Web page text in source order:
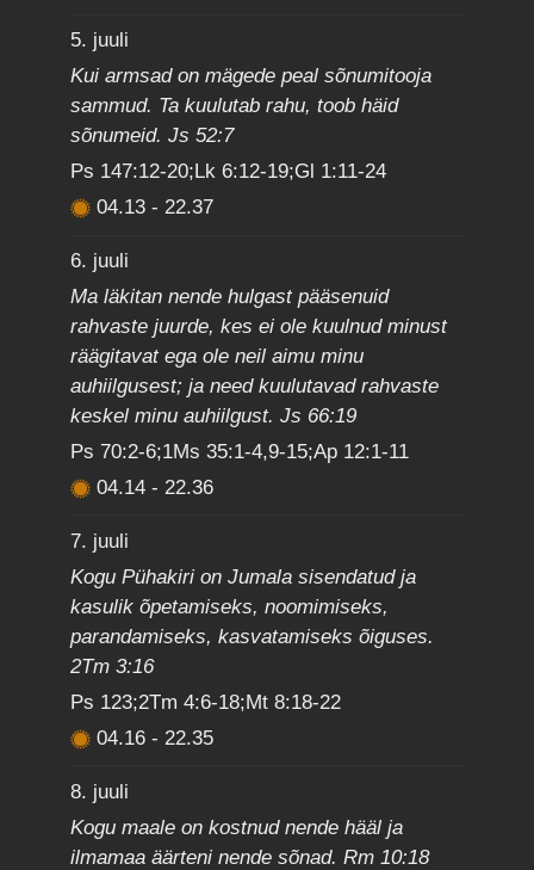
5. juuli
Kui armsad on mägede peal sõnumitooja
sammud. Ta kuulutab rahu, toob häid
sõnumeid. Js 52:7
Ps 147:12-20;Lk 6:12-19;Gl 1:11-24
04.13-22.37
6. juuli
Ma läkitan nende hulgast pääsenuid
rahvaste juurde, kes ei ole kuulnud minust
räägitavat ega ole neil aimu minu
auhiilgusest; ja need kuulutavad rahvaste
keskel minu auhiilgust. Js 66:19
Ps 70:2-6;1Ms 35:1-4,9-15;Ap 12:1-11
04.14-22.36
7. juuli
Kogu Pühakiri on Jumala sisendatud ja
kasulik õpetamiseks, noomimiseks,
parandamiseks, kasvatamiseks õiguses.
2Tm 3:16
Ps 123;2Tm 4:6-18;Mt 8:18-22
04.16-22.35
8. juuli
Kogu maale on kostnud nende hääl ja
ilmamaa äärteni nende sõnad. Rm 10:18